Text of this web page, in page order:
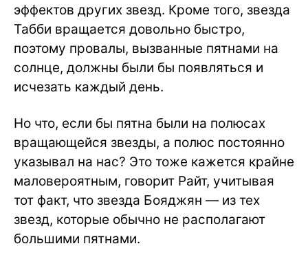
эффектов других звезд. Кроме того, звезда
Табби вращается довольно быстро,
поэтому провалы, вызванные пятнами на
солнце, должны были бы появляться и
исчезать каждый день.
Но что, если бы пятна были на полюсах
вращающейся звезды, а полюс постоянно
указывал на нас? Это тоже кажется крайне
маловероятным, говорит Райт, учитывая
тот факт, что звезда Бояджян — из тех
звезд, которые обычно не располагают
большими пятнами.